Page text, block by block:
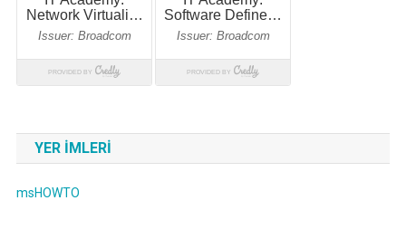
YER IMLERI
msHOWTO